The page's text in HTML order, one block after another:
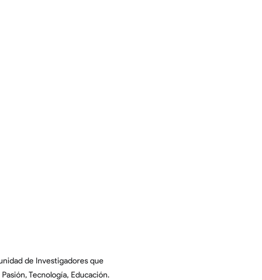
de Investigadores que
Tecnología, Educación.